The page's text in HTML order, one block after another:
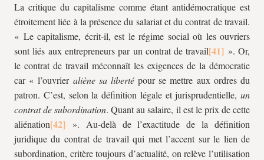
La critique du capitalisme comme étant antidémocratique est
étroitement liée à la présence du salariat et du contrat de travail.
« Le capitalisme, écrit-il, est le régime social où les ouvriers
sont liés aux entrepreneurs par un contrat de travail
». Or,
le contrat de travail méconnaît les exigences de la démocratie
car « l’ouvrier aliène sa libertépour se mettre aux ordres du
patron. C’est, selon la définition légale et jurisprudentielle, un
contrat de subordination. Quant au salaire, il est le prix de cette
aliénation
». Au-delà de l’exactitude de la définition
juridique du contrat de travail qui met l’accent sur le lien de
subordination, critère toujours d’actualité, on relève l’utilisation